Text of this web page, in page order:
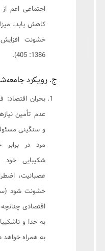
اجتماعی اعم
کاهش یابد،
خشونت
1386: 405).
ج. رویکرد
بحران اقتصاد:
عدم تأمین
و سنگینی
مرد در برابر
شکیبایی
عصبانیت،
اقتصادی
به خدا و
به همراه خواهد